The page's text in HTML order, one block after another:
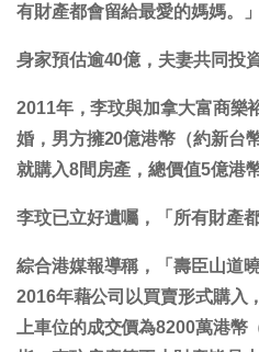
有財產都會留給最愛的媽媽。」
身家預估逾40億，夫妻共同投
2011年，李玟與加拿大富商
婚，男方擁20億港幣（約新台
就購入8間房產，總價值5億港
李玟已立好遺囑，「所有財產
綜合港媒報導稱，「壽臣山道
2016年藉公司以買賣形式購入
上車位的成交價為8200萬港